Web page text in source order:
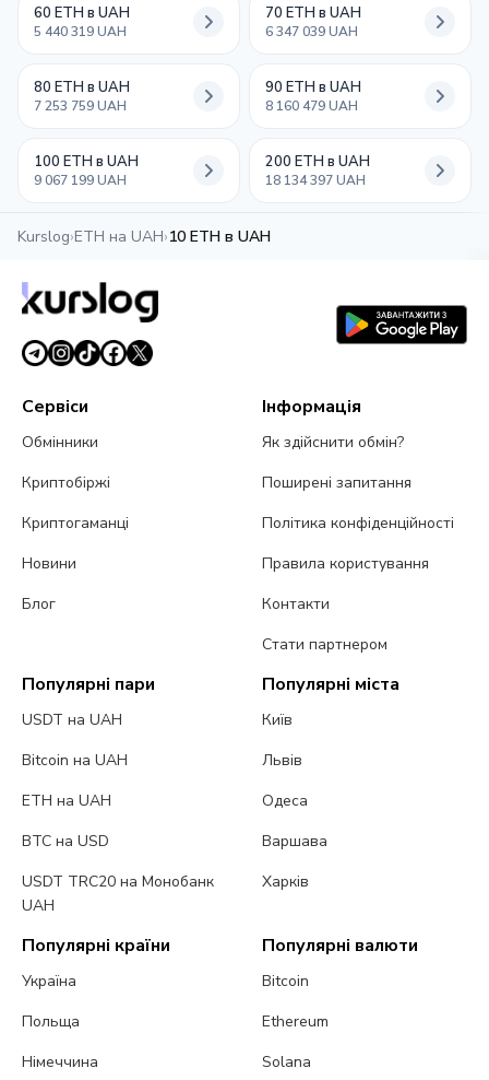
60 ETH в UAH
5 440 319 UAH
70 ETH в UAH
6 347 039 UAH
80 ETH в UAH
7 253 759 UAH
90 ETH в UAH
8 160 479 UAH
100 ETH в UAH
9 067 199 UAH
200 ETH в UAH
18 134 397 UAH
Kurslog›ETH на UAH›10 ETH в UAH
Сервіси
Обмінники
Криптобіржі
Криптогаманці
Новини
Блог
Інформація
Як здійснити обмін?
Поширені запитання
Політика конфіденційності
Правила користування
Контакти
Стати партнером
Популярні пари
USDT на UAH
Bitcoin на UAH
ETH на UAH
BTC на USD
USDT TRC20 на Монобанк
UAH
Популярні міста
Київ
Львів
Одеса
Варшава
Харків
Популярні країни
Україна
Польща
Німеччина
Популярні валюти
Bitcoin
Ethereum
Solana